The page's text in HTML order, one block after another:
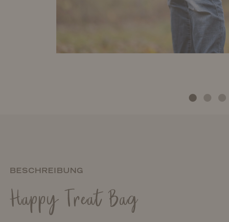
BESCHREIBUNG
Happy Treat Bag